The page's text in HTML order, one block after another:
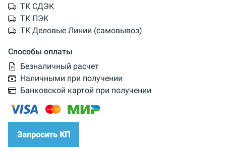
ТК СДЭК
ТК ПЭК
ТК Деловые Линии (самовывоз)
Способы оплаты
Безналичный расчет
Наличными при получении
Банковской картой при получении
Запросить КП